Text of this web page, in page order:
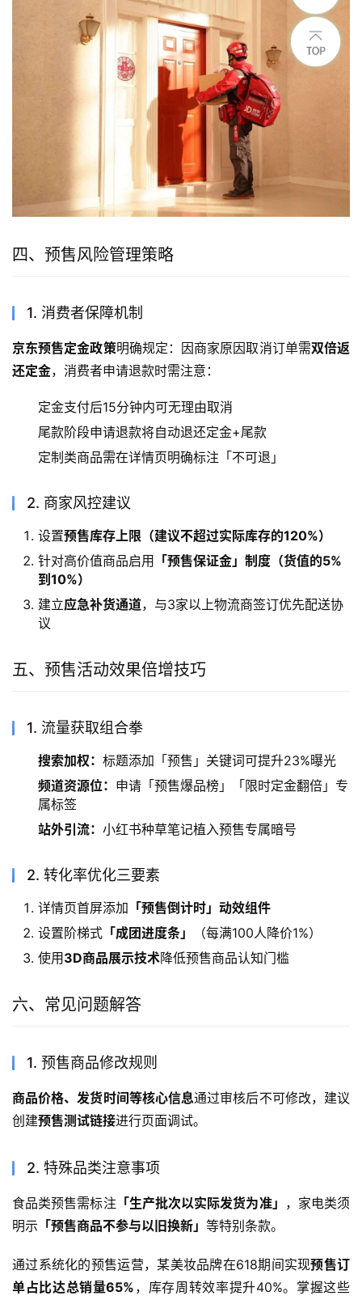
四、预售风险管理策略
1. 消费者保障机制
京东预售定金政策明确规定：因商家原因取消订单需双倍返
还定金，消费者申请退款时需注意：
定金支付后15分钟内可无理由取消
尾款阶段申请退款将自动退还定金+尾款
定制类商品需在详情页明确标注「不可退」
2. 商家风控建议
设置预售库存上限（建议不超过实际库存的120%）
针对高价值商品启用 「预售保证金」制度（货值的5%
到10%）
建立应急补货通道，与3家以上物流商签订优先配送协
议
五、预售活动效果倍增技巧
1. 流量获取组合拳
搜索加权： 标题添加「预售」关键词可提升23%曝光
频道资源位： 申请「预售爆品榜」「限时定金翻倍」专
属标签
站外引流： 小红书种草笔记植入预售专属暗号
2. 转化率优化三要素
详情页首屏添加 「预售倒计时」动效组件
设置阶梯式 「成团进度条」
（每满100人降价1%）
使用3D商品展示技术降低预售商品认知门槛
六、常见问题解答
1. 预售商品修改规则
商品价格、发货时间等核心信息通过审核后不可修改，建议
创建预售测试链接进行页面调试。
2. 特殊品类注意事项
食品类预售需标注 「生产批次以实际发货为准」 ，家电类须
明示 「预售商品不参与以旧换新」 等特别条款。
通过系统化的预售运营，某美妆品牌在618期间实现预售订
单占比达总销量65% ，库存周转效率提升40%。掌握这些